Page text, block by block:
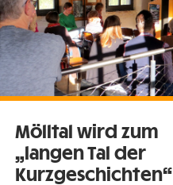
Mölltal wird zum
„langen Tal der
Kurzgeschichten“